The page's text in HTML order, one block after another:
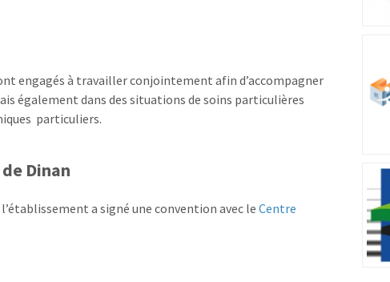
engagés à travailler conjointement afin d’accompagner
également dans des situations de soins particulières
particuliers.
Dinan
a signé une convention avec leCentre